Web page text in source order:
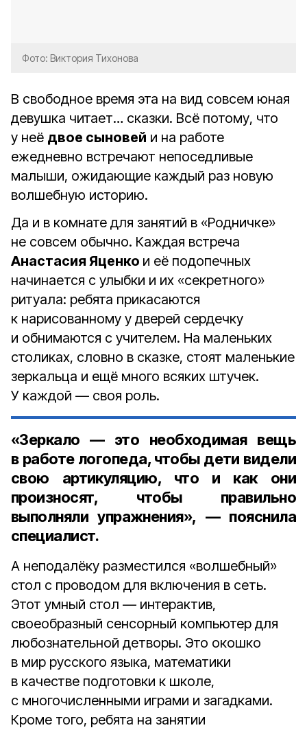
Фото: Виктория Тихонова
В свободное время эта на вид совсем юная
девушка читает… сказки. Всё потому, что
у неё двое сыновей и на работе
ежедневно встречают непоседливые
малыши, ожидающие каждый раз новую
волшебную историю.
Да и в комнате для занятий в «Родничке»
не совсем обычно. Каждая встреча
Анастасия Яценко и её подопечных
начинается с улыбки и их «секретного»
ритуала: ребята прикасаются
к нарисованному у дверей сердечку
и обнимаются с учителем. На маленьких
столиках, словно в сказке, стоят маленькие
зеркальца и ещё много всяких штучек.
У каж­дой — своя роль.
«Зеркало — это необходимая вещь
в работе логопеда, чтобы дети видели
свою артикуляцию, что и как они
произносят, чтобы правильно
выполняли упражнения», — пояснила
специалист.
А неподалёку разместился «волшебный»
стол с проводом для включения в сеть.
Этот умный стол — интерактив,
своеобразный сенсорный компьютер для
любознательной детворы. Это окошко
в мир русского языка, математики
в качестве подготовки к школе,
с многочисленными играми и загадками.
Кроме того, ребята на занятии